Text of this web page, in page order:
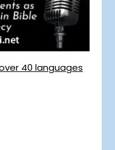
40 languages